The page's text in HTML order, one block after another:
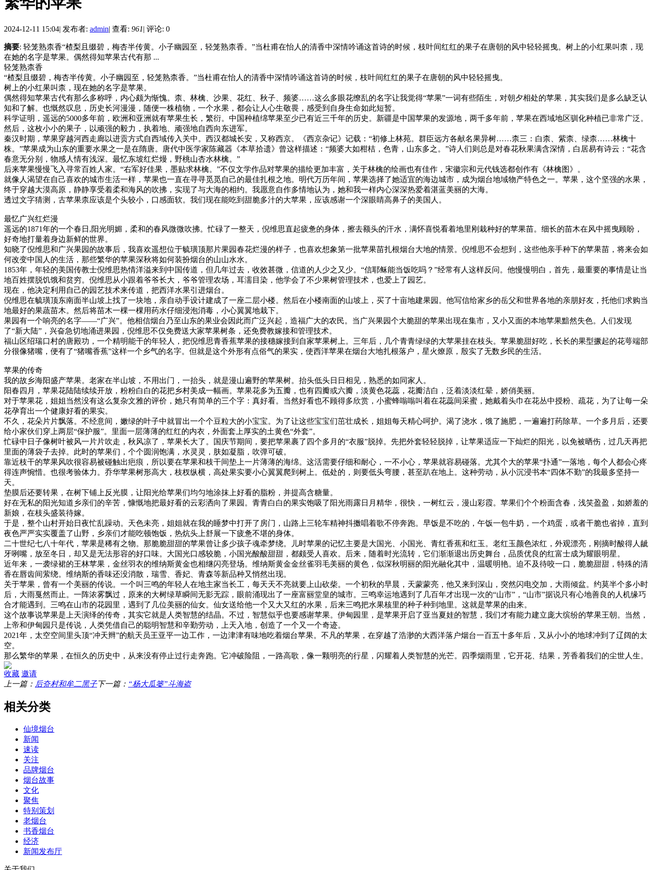
2024-12-11 15:04| 发布者: admin| 查看: 961| 评论: 0
摘要: 轻笼熟柰香“楂梨且缀碧，梅杏半传黄。小子幽园至，轻笼熟柰香。”当杜甫在怡人的清香中深情吟诵这首诗的时候，枝叶间红红的果子在唐朝的风中轻轻摇曳。树上的小红果叫柰，现
在她的名字是苹果。偶然得知苹果古代有那 ...
轻笼熟柰香
“楂梨且缀碧，梅杏半传黄。小子幽园至，轻笼熟柰香。”当杜甫在怡人的清香中深情吟诵这首诗的时候，枝叶间红红的果子在唐朝的风中轻轻摇曳。
树上的小红果叫柰，现在她的名字是苹果。
偶然得知苹果古代有那么多称呼，内心颇为惭愧。柰、林檎、沙果、花红、秋子、频婆……这么多眼花缭乱的名字让我觉得“苹果”一词有些陌生，对朝夕相处的苹果，其实我们是多么缺乏认
知和了解。也慨然叹息，历史长河漫漫，随便一株植物，一个水果，都会让人心生敬畏，感受到自身生命如此短暂。
科学证明，遥远的5000多年前，欧洲和亚洲就有苹果生长，繁衍。中国种植绵苹果至少已有近三千年的历史。新疆是中国苹果的发源地，两千多年前，苹果在西域地区驯化种植已非常广泛。
然后，这枚小小的果子，以顽强的毅力，执着地、顽强地自西向东进军。
秦汉时期，苹果穿越河西走廊以进贡方式自西域传入关中。西汉都城长安，又称西京。《西京杂记》记载：“初修上林苑。群臣远方各献名果异树……柰三：白柰、紫柰、绿柰……林檎十
株。”苹果成为山东的重要水果之一是在隋唐。唐代中医学家陈藏器《本草拾遗》曾这样描述：“频婆大如柑桔，色青，山东多之。”诗人们则总是对春花秋果满含深情，白居易有诗云：“花含
春意无分别，物感人情有浅深。最忆东坡红烂熳，野桃山杏水林檎。”
后来苹果慢慢飞入寻常百姓人家。“右军好佳果，墨贴求林檎。”不仅文学作品对苹果的描绘更加丰富，关于林檎的绘画也有佳作，宋徽宗和元代钱选都创作有《林檎图》。
就像人渴望在自己喜欢的城市生活一样，苹果也一直在寻寻觅觅自己的最佳扎根之地。明代万历年间，苹果选择了她适宜的海边城市，成为烟台地域物产特色之一。苹果，这个坚强的水果，
终于穿越大漠高原，静静享受着柔和海风的吹拂，实现了与大海的相约。我愿意自作多情地认为，她和我一样内心深深热爱着湛蓝美丽的大海。
透过文字猜测，古苹果柰应该是个头较小，口感面软。我们现在能吃到甜脆多汁的大苹果，应该感谢一个深眼睛高鼻子的美国人。
最忆广兴红烂漫
遥远的1871年的一个春日,阳光明媚，柔和的春风微微吹拂。忙碌了一整天，倪维思直起疲惫的身体，擦去额头的汗水，满怀喜悦看着地里刚栽种好的苹果苗。细长的苗木在风中摇曳顾盼，
好奇地打量着身边新鲜的世界。
知晓了倪维思和广兴果园的故事后，我喜欢遥想位于毓璜顶那片果园春花烂漫的样子，也喜欢想象第一批苹果苗扎根烟台大地的情景。倪维思不会想到，这些他亲手种下的苹果苗，将来会如
何改变中国人的生活，那些繁华的苹果深秋将如何装扮烟台的山山水水。
1853年，年轻的美国传教士倪维思热情洋溢来到中国传道，但几年过去，收效甚微，信道的人少之又少。“信耶稣能当饭吃吗？”经常有人这样反问。他慢慢明白，首先，最重要的事情是让当
地百姓摆脱饥饿和贫穷。倪维思从小跟着爷爷长大，爷爷管理农场，耳濡目染，他学会了不少果树管理技术，也爱上了园艺。
现在，他决定利用自己的园艺技术来传道，把西洋水果引进烟台。
倪维思在毓璜顶东南面半山坡上找了一块地，亲自动手设计建成了一座二层小楼。然后在小楼南面的山坡上，买了十亩地建果园。他写信给家乡的岳父和世界各地的亲朋好友，托他们求购当
地最好的果蔬苗木。然后将苗木一棵一棵用药水仔细浸泡消毒，小心翼翼地栽下。
果园有一个响亮的名字——“广兴”。他相信烟台乃至山东的果业会因此而广泛兴起，造福广大的农民。当广兴果园个大脆甜的苹果出现在集市，又小又面的本地苹果黯然失色。人们发现
了“新大陆”，兴奋急切地涌进果园，倪维思不仅免费送大家苹果树条，还免费教嫁接和管理技术。
福山区绍瑞口村的唐殿功，一个精明能干的年轻人，把倪维思青香蕉苹果的接穗嫁接到自家苹果树上。三年后，几个青青绿绿的大苹果挂在枝头。苹果脆甜好吃，长长的果型撅起的花萼端部
分很像猪嘴，便有了“猪嘴香蕉”这样一个乡气的名字。但就是这个外形有点俗气的果实，使西洋苹果在烟台大地扎根落户，星火燎原，殷实了无数乡民的生活。
苹果的传奇
我的故乡海阳盛产苹果。老家在半山坡，不用出门，一抬头，就是漫山遍野的苹果树。抬头低头日日相见，熟悉的如同家人。
阳春四月，苹果花陆陆续续开放，粉粉白白的花把乡村美成一幅画。苹果花多为五瓣，也有四瓣或六瓣，淡黄色花蕊，花瓣洁白，泛着淡淡红晕，娇俏美丽。
对于苹果花，姐姐当然没有这么复杂文雅的评价，她只有简单的三个字：真好看。当然好看也不顾得多欣赏，小蜜蜂嗡嗡叫着在花蕊间采蜜，她戴着头巾在花丛中授粉、疏花，为了让每一朵
花孕育出一个健康好看的果实。
不久，花朵片片飘落。不经意间，嫩绿的叶子中就冒出一个个豆粒大的小宝宝。为了让这些宝宝们茁壮成长，姐姐每天精心呵护。渴了浇水，饿了施肥，一遍遍打药除草。一个多月后，还要
给小家伙们穿上两层“保护服”。里面一层薄薄的红红的内衣，外面套上厚实的土黄色“外套”。
忙碌中日子像树叶被风一片片吹走，秋风凉了，苹果长大了。国庆节期间，要把苹果裹了四个多月的“衣服”脱掉。先把外套轻轻脱掉，让苹果适应一下灿烂的阳光，以免被晒伤，过几天再把
里面的薄袋子去掉。此时的苹果们，个个圆润饱满，水灵灵，肤如凝脂，吹弹可破。
靠近枝干的苹果风吹很容易被碰触出疤痕，所以要在苹果和枝干间垫上一片薄薄的海绵。这活需要仔细和耐心，一不小心，苹果就容易碰落。尤其个大的苹果“扑通”一落地，每个人都会心疼
得连声惋惜。也很考验体力。乔华苹果树形高大，枝杈纵横，高处果实要小心翼翼爬到树上。低处的，则要低头弯腰，甚至趴在地上。这种劳动，从小沉浸书本“四体不勤”的我最多坚持一
天。
垫膜后还要转果，在树下铺上反光膜，让阳光给苹果们均匀地涂抹上好看的脂粉，并提高含糖量。
好在无私的阳光知道乡亲们的辛苦，慷慨地把最好看的云彩洒向了果园。青青白白的果实饱吸了阳光雨露日月精华，很快，一树红云，漫山彩霞。苹果们个个粉面含春，浅笑盈盈，如娇羞的
新娘，在枝头盛装待嫁。
于是，整个山村开始日夜忙乱躁动。天色未亮，姐姐就在我的睡梦中打开了房门，山路上三轮车精神抖擞唱着歌不停奔跑。早饭是不吃的，午饭一包牛奶，一个鸡蛋，或者干脆也省掉，直到
夜色严严实实覆盖了山野，乡亲们才能吃顿饱饭，热炕头上舒展一下疲惫不堪的身体。
二十世纪七八十年代，苹果是稀有之物。那脆脆甜甜的苹果曾让多少孩子魂牵梦绕。儿时苹果的记忆主要是大国光、小国光、青红香蕉和红玉。老红玉颜色浓红，外观漂亮，刚摘时酸得人龇
牙咧嘴，放至冬日，却又是无法形容的好口味。大国光口感较脆，小国光酸酸甜甜，都颇受人喜欢。后来，随着时光流转，它们渐渐退出历史舞台，品质优良的红富士成为耀眼明星。
近年来，一袭绿裙的王林苹果，金丝羽衣的维纳斯黄金也相继闪亮登场。维纳斯黄金金丝雀羽毛美丽的黄色，似深秋明丽的阳光融化其中，温暖明艳。迫不及待咬一口，脆脆甜甜，特殊的清
香在唇齿间萦绕。维纳斯的香味还没消散，瑞雪、香妃、青森等新品种又悄然出现。
关于苹果，曾有一个美丽的传说。一个叫三鸣的年轻人在地主家当长工，每天天不亮就要上山砍柴。一个初秋的早晨，天蒙蒙亮，他又来到深山，突然闪电交加，大雨倾盆。约莫半个多小时
后，大雨戛然而止。一阵浓雾飘过，原来的大树绿草瞬间无影无踪，眼前涌现出了一座富丽堂皇的城市。三鸣幸运地遇到了几百年才出现一次的“山市”，“山市”据说只有心地善良的人机缘巧
合才能遇到。三鸣在山市的花园里，遇到了几位美丽的仙女。仙女送给他一个又大又红的水果，后来三鸣把水果核里的种子种到地里。这就是苹果的由来。
这个故事说苹果是上天演绎的传奇，其实它就是人类智慧的结晶。不过，智慧似乎也要感谢苹果。伊甸园里，是苹果开启了亚当夏娃的智慧，我们才有能力建立庞大缤纷的苹果王朝。当然，
上帝和伊甸园只是传说，人类凭借自己的聪明智慧和辛勤劳动，上天入地，创造了一个又一个奇迹。
2021年，太空空间里头顶“冲天辫”的航天员王亚平一边工作，一边津津有味地吃着烟台苹果。不凡的苹果，在穿越了浩渺的大西洋落户烟台一百五十多年后，又从小小的地球冲到了辽阔的太
空。
那么繁华的苹果，在恒久的历史中，从来没有停止过行走奔跑。它冲破险阻，一路高歌，像一颗明亮的行星，闪耀着人类智慧的光芒。四季烟雨里，它开花、结果，芳香着我们的尘世人生。
收藏 邀请
上一篇： 后夼村和牟二黑子下一篇： “杨大瓜篓”斗海盗
相关分类
仙境烟台
新闻
速读
关注
品牌烟台
烟台故事
文化
聚焦
特别策划
老烟台
书香烟台
经济
新闻发布厅